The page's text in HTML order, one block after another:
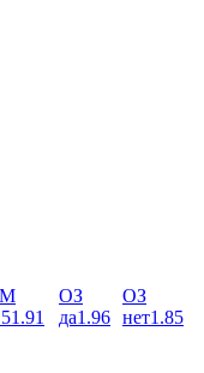
1.91
ОЗ
да1.96
ОЗ
нет1.85